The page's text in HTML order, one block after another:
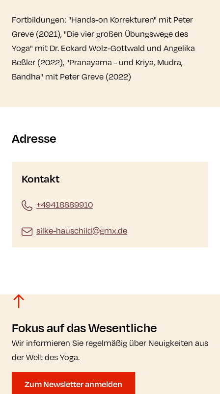
Fortbildungen: "Hands-on Korrekturen" mit Peter
Greve (2021), "Die vier großen Übungswege des
Yoga" mit Dr. Eckard Wolz-Gottwald und Angelika
Beßler (2022), "Pranayama - und Kriya, Mudra,
Bandha" mit Peter Greve (2022)
Adresse
Kontakt
+49418889910
silke-hauschild@gmx.de
Fokus auf das Wesentliche
Wir informieren Sie regelmäßig über Neuigkeiten aus
der Welt des Yoga.
Zum Newsletter anmelden